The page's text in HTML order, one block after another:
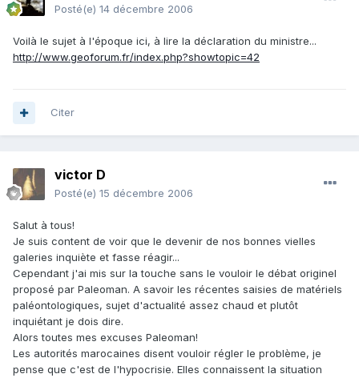
Posté(e) 14 décembre 2006
Voilà le sujet à l'époque ici, à lire la déclaration du ministre...
http://www.geoforum.fr/index.php?showtopic=42
Citer
victor D
Posté(e) 15 décembre 2006
Salut à tous!
Je suis content de voir que le devenir de nos bonnes vielles
galeries inquiète et fasse réagir...
Cependant j'ai mis sur la touche sans le vouloir le débat originel
proposé par Paleoman. A savoir les récentes saisies de matériels
paléontologiques, sujet d'actualité assez chaud et plutôt
inquiétant je dois dire.
Alors toutes mes excuses Paleoman!
Les autorités marocaines disent vouloir régler le problème, je
pense que c'est de l'hypocrisie. Elles connaissent la situation